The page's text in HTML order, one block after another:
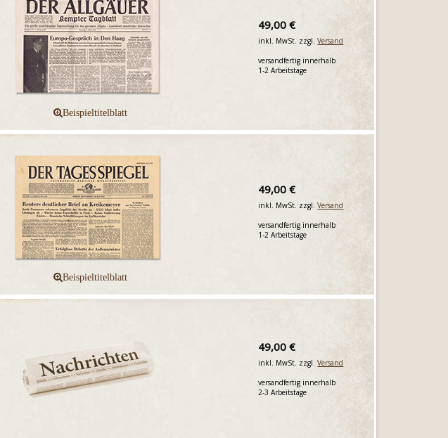
49,00 €
inkl. MwSt. zzgl.Versand
versandfertig innerhalb
1-2 Arbeitstage
49,00 €
inkl. MwSt. zzgl.Versand
versandfertig innerhalb
1-2 Arbeitstage
49,00 €
inkl. MwSt. zzgl.Versand
versandfertig innerhalb
2-3 Arbeitstage